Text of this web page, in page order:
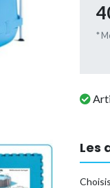
*
Les